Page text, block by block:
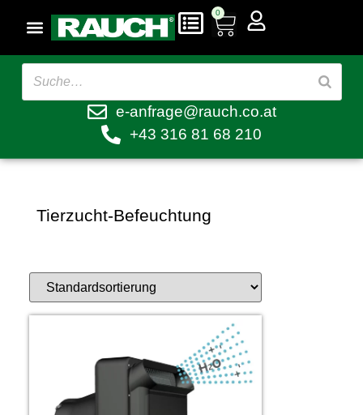
0
e-anfrage@rauch.co.at
+43 316 81 68 210
Tierzucht-Befeuchtung